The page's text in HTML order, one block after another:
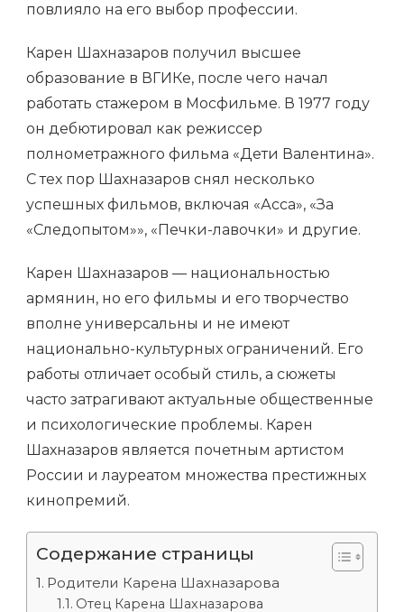
повлияло на его выбор профессии.
Карен Шахназаров получил высшее
образование в ВГИКе, после чего начал
работать стажером в Мосфильме. В 1977 году
он дебютировал как режиссер
полнометражного фильма «Дети Валентина».
С тех пор Шахназаров снял несколько
успешных фильмов, включая «Асса», «За
«Следопытом»», «Печки-лавочки» и другие.
Карен Шахназаров — национальностью
армянин, но его фильмы и его творчество
вполне универсальны и не имеют
национально-культурных ограничений. Его
работы отличает особый стиль, а сюжеты
часто затрагивают актуальные общественные
и психологические проблемы. Карен
Шахназаров является почетным артистом
России и лауреатом множества престижных
кинопремий.
Содержание страницы
Родители Карена Шахназарова
Отец Карена Шахназарова